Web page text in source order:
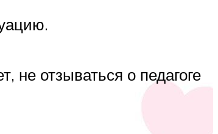
не отзываться о педагоге